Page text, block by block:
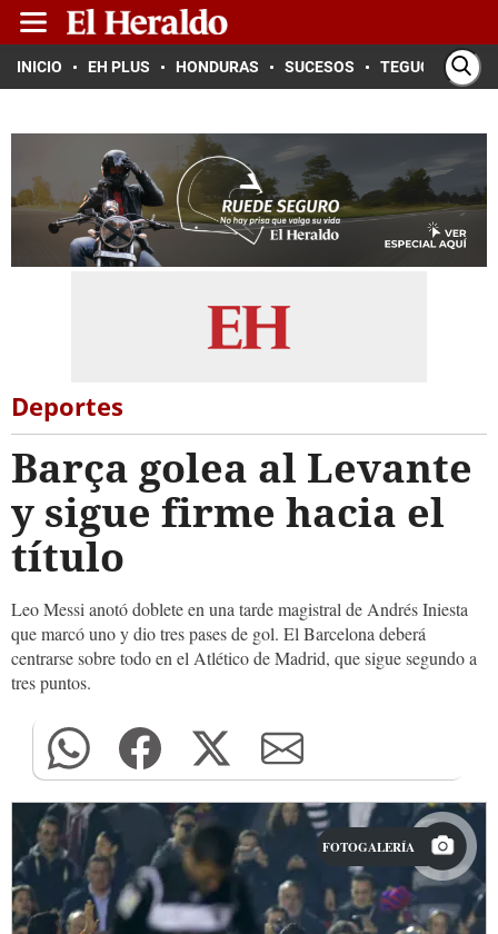
INICIO EH PLUS HONDURAS SUCESOS TEGUCIGALPA
Deportes
Barça golea al Levante
y sigue firme hacia el
título
Leo Messi anotó doblete en una tarde magistral de Andrés Iniesta
que marcó uno y dio tres pases de gol. El Barcelona deberá
centrarse sobre todo en el Atlético de Madrid, que sigue segundo a
tres puntos.
FOTOGALERÍA